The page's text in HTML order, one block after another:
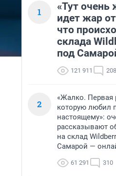
1
«Тут очень
идет жар
что
склада
под
121 911 208
2
«Жалко. Первая
которую любил
настоящему»:
рассказывают
на склад
Самарой —
61 291 310